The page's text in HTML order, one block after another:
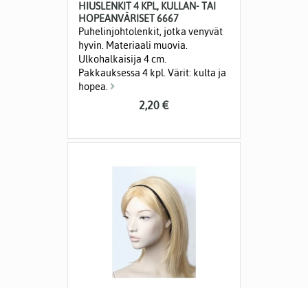
HIUSLENKIT 4 KPL, KULLAN- TAI
HOPEANVÄRISET 6667
Puhelinjohtolenkit, jotka venyvät
hyvin. Materiaali muovia.
Ulkohalkaisija 4 cm.
Pakkauksessa 4 kpl. Värit: kulta ja
hopea.
2,20 €